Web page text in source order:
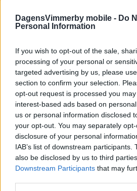
DagensVimmerby mobile - Do
Personal Information
If you wish to opt-out of the sale,
processing of your personal or
targeted advertising by us, please
section to confirm your selection.
opt-out request is processed you
interest-based ads based on
us or personal information disclosed
your opt-out. You may separately
disclosure of your personal
IAB’s list of downstream participants.
also be disclosed by us to third
Downstream Participants that may
se dem vid ishallen
NYHETER 07 augusti 2026 12.13
Sista provtagningen
kommunens sjöar
NYHETER 07 augusti 2026 07.03
Annons: